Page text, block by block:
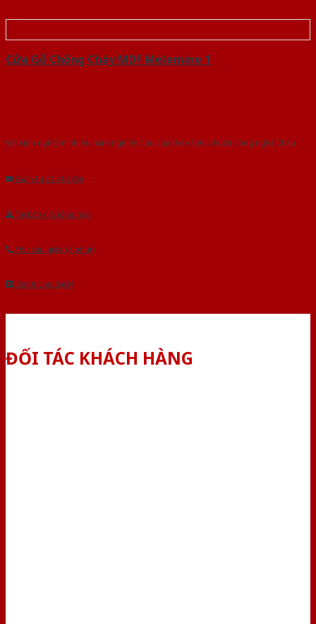
Cửa Gỗ Chống Cháy MDF Melamine 1
Với kinh nghiệm nhiêu năm nghiên cứu cửa theo tiêu chuẩn công nghệ Châu
Âu.Chúng tôi tự tin là nhà sản xuất & cung cấp hàng đầu tại Việt Nam!
Gửi yêu cầu tư vấn
Tải báo giá tổng hợp
Yêu cầu gọi lại (3 phút)
Dành cho đại lý
ĐỐI TÁC KHÁCH HÀNG